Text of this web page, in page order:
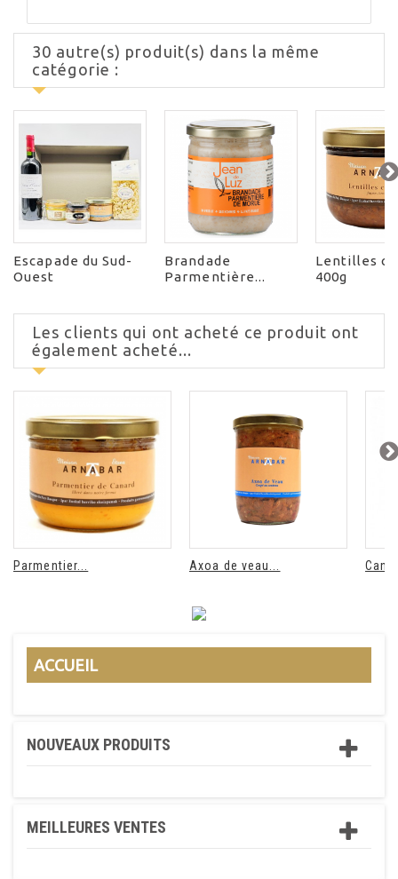
30 autre(s) produit(s) dans la même
catégorie :
Escapade du Sud-
Ouest
Brandade
Parmentière...
Lentilles
400g
Les clients qui ont acheté ce produit ont
également acheté...
Parmentier... Axoa de veau...
ACCUEIL
NOUVEAUX PRODUITS
MEILLEURES VENTES